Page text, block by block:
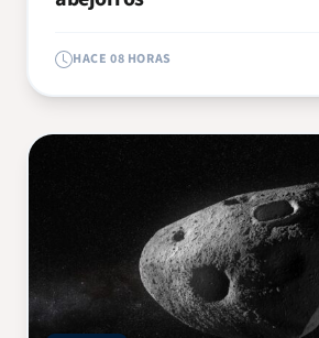
HACE 08 HORAS